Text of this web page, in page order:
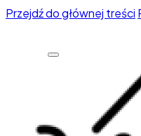
Przejdź do głównej treści